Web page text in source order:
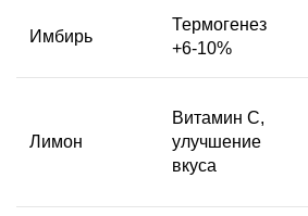
Имбирь
Термогенез
+6-10%
Лимон
Витамин C,
улучшение
вкуса